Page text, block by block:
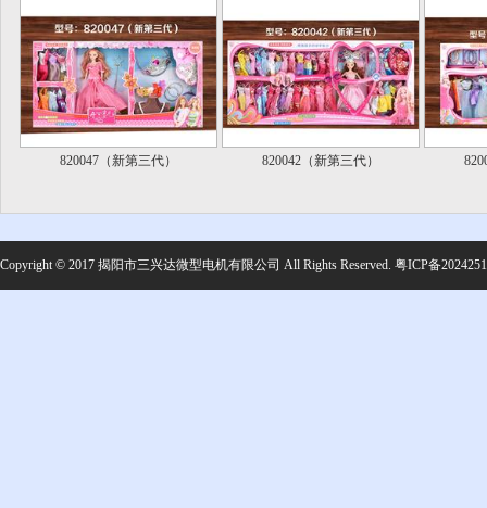
820047（新第三代） 820042（新第三代）
Copyright © 2017 揭阳市三兴达微型电机有限公司 All Rights Reserved. 粤ICP备